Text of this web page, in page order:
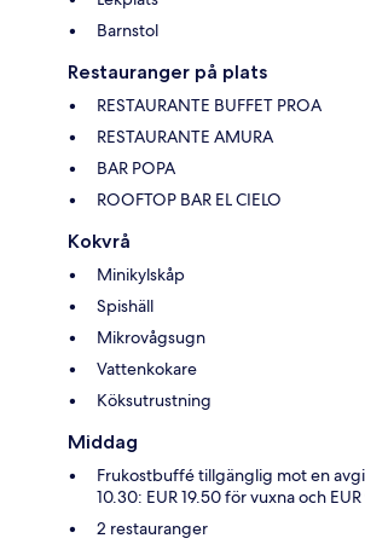
Barnstol
Restauranger på plats
RESTAURANTE BUFFET PROA
RESTAURANTE AMURA
BAR POPA
ROOFTOP BAR EL CIELO
Kokvrå
Minikylskåp
Spishäll
Mikrovågsugn
Vattenkokare
Köksutrustning
Middag
Frukostbuffé tillgänglig mot en
10.30: EUR 19.50 för vuxna och
2 restauranger